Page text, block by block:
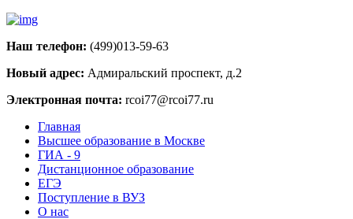
Наш телефон: (499)013-59-63
Новый адрес: Адмиральский проспект, д.2
Электронная почта: rcoi77@rcoi77.ru
Главная
Высшее образование в Москве
ГИА - 9
Дистанционное образование
ЕГЭ
Поступление в ВУЗ
О нас